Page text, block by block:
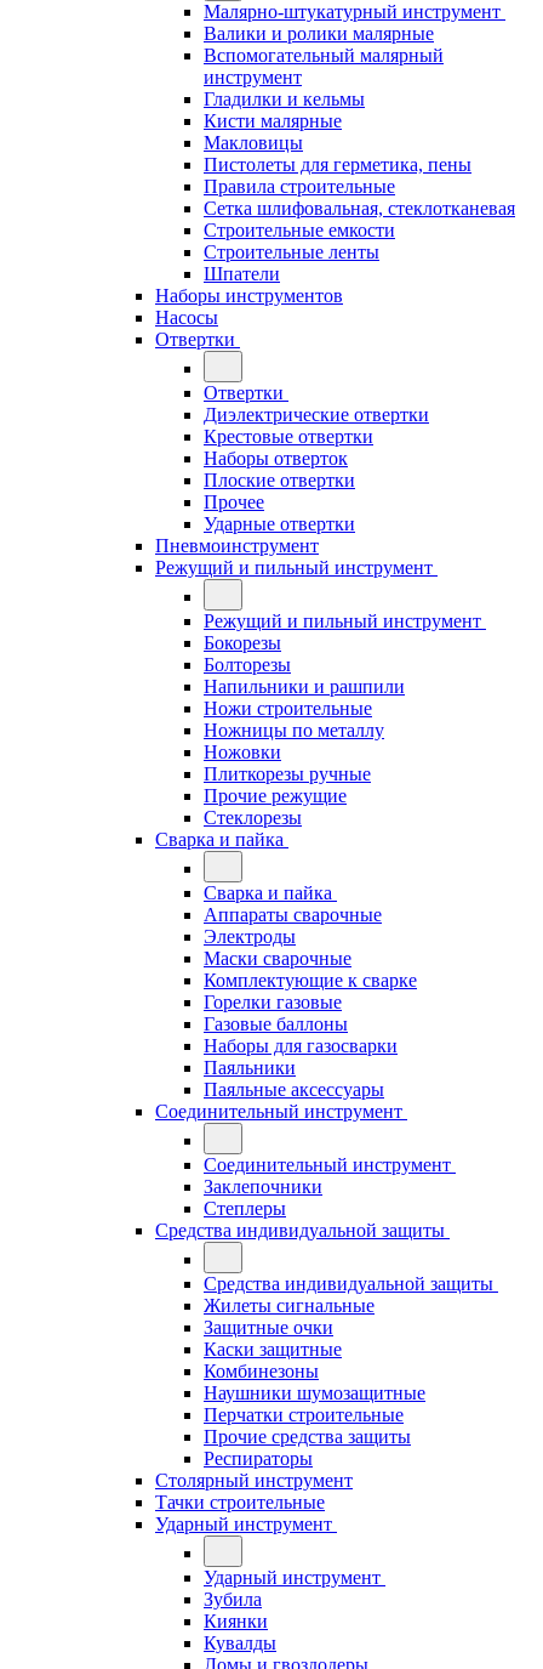
Малярно-штукатурный инструмент
Валики и ролики малярные
Вспомогательный малярный
инструмент
Гладилки и кельмы
Кисти малярные
Макловицы
Пистолеты для герметика, пены
Правила строительные
Сетка шлифовальная, стеклотканевая
Строительные емкости
Строительные ленты
Шпатели
Наборы инструментов
Насосы
Отвертки
Отвертки
Диэлектрические отвертки
Крестовые отвертки
Наборы отверток
Плоские отвертки
Прочее
Ударные отвертки
Пневмоинструмент
Режущий и пильный инструмент
Режущий и пильный инструмент
Бокорезы
Болторезы
Напильники и рашпили
Ножи строительные
Ножницы по металлу
Ножовки
Плиткорезы ручные
Прочие режущие
Стеклорезы
Сварка и пайка
Сварка и пайка
Аппараты сварочные
Электроды
Маски сварочные
Комплектующие к сварке
Горелки газовые
Газовые баллоны
Наборы для газосварки
Паяльники
Паяльные аксессуары
Соединительный инструмент
Соединительный инструмент
Заклепочники
Степлеры
Средства индивидуальной защиты
Средства индивидуальной защиты
Жилеты сигнальные
Защитные очки
Каски защитные
Комбинезоны
Наушники шумозащитные
Перчатки строительные
Прочие средства защиты
Респираторы
Столярный инструмент
Тачки строительные
Ударный инструмент
Ударный инструмент
Зубила
Киянки
Кувалды
Ломы и гвоздодеры